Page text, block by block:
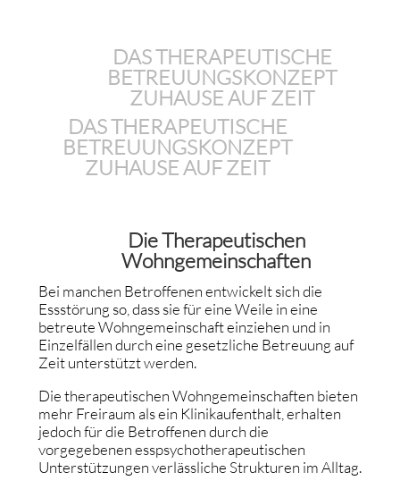
DAS THERAPEUTISCHE
BETREUUNGSKONZEPT
ZUHAUSE AUF ZEIT
DAS THERAPEUTISCHE
BETREUUNGSKONZEPT
ZUHAUSE AUF ZEIT
Die Therapeutischen
Wohngemeinschaften
Bei manchen Betroffenen entwickelt sich die
Essstörung so, dass sie für eine Weile in eine
betreute Wohngemeinschaft einziehen und in
Einzelfällen durch eine gesetzliche Betreuung auf
Zeit unterstützt werden.
Die therapeutischen Wohngemeinschaften bieten
mehr Freiraum als ein Klinikaufenthalt, erhalten
jedoch für die Betroffenen durch die
vorgegebenen esspsychotherapeutischen
Unterstützungen verlässliche Strukturen im Alltag.